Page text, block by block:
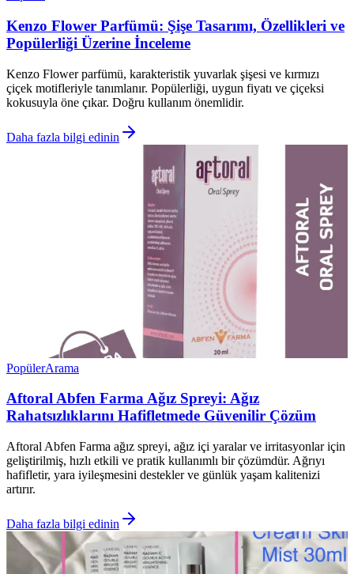
Kenzo Flower Parfümü: Şişe Tasarımı, Özellikleri ve
Popülerliği Üzerine İnceleme
Kenzo Flower parfümü, karakteristik yuvarlak şişesi ve kırmızı
çiçek motifleriyle tanımlanır. Popülerliği, uygun fiyatı ve çiçeksi
kokusuyla öne çıkar. Doğru kullanım önemlidir.
Daha fazla bilgi edinin
PopülerArama
Aftoral Abfen Farma Ağız Spreyi: Ağız
Rahatsızlıklarını Hafifletmede Güvenilir Çözüm
Aftoral Abfen Farma ağız spreyi, ağız içi yaralar ve irritasyonlar için
geliştirilmiş, hızlı etkili ve pratik kullanımlı bir çözümdür. Ağrıyı
hafifletir, yara iyileşmesini destekler ve günlük yaşam kalitenizi
artırır.
Daha fazla bilgi edinin